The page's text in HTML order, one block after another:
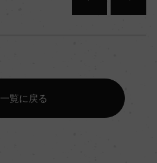
一覧に戻る